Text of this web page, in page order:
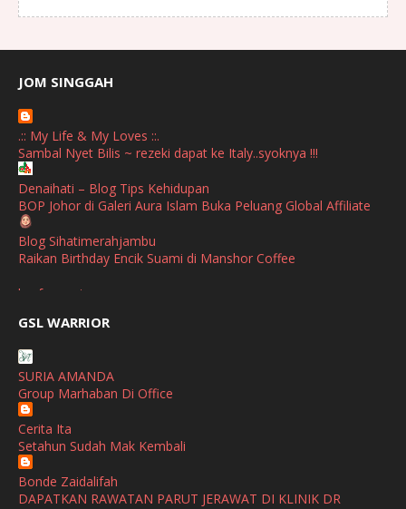
August (1)
July
June
January
September (2)
April
January
November
October
August
JOM SINGGAH
.:: My Life & My Loves ::.
Sambal Nyet Bilis ~ rezeki dapat ke Italy..syoknya !!!
Denaihati – Blog Tips Kehidupan
BOP Johor di Galeri Aura Islam Buka Peluang Global Affiliate
Blog Sihatimerahjambu
Raikan Birthday Encik Suami di Manshor Coffee
broframestone
Buatan Malaysia
SHALIMAR YUSOF
Selamat Maju Jaya Untuk Puan Intan
Show All
GSL WARRIOR
SURIA AMANDA
Group Marhaban Di Office
Cerita Ita
Setahun Sudah Mak Kembali
Bonde Zaidalifah
DAPATKAN RAWATAN PARUT JERAWAT DI KLINIK DR